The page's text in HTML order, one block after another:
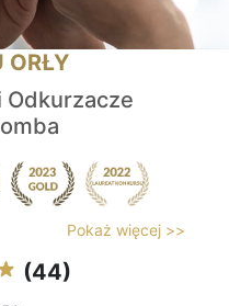
ORŁY
Odkurzacze
Pokaż więcej >>
(44)